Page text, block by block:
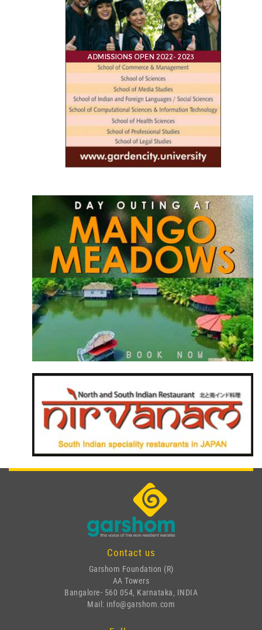
Contact us
Garshom Foundation (R)
AA Towers
Bangalore- 560 054, Karnataka, INDIA
Mail: info@garshom.com